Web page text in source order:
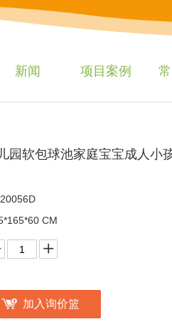
新闻 项目案例
园软包球池家庭宝宝成人小
CM
加入询价篮